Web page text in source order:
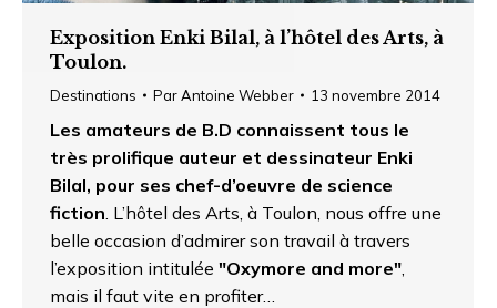
Exposition Enki Bilal, à l’hôtel des Arts, à
Toulon.
Destinations ParAntoine Webber 13 novembre 2014
Les amateurs de B.D connaissent tous le
très prolifique auteur et dessinateur Enki
Bilal, pour ses chef-d’oeuvre de science
fiction . L’hôtel des Arts, à Toulon, nous offre une
belle occasion d’admirer son travail à travers
l’exposition intitulée "Oxymore and more"
mais il faut vite en profiter…